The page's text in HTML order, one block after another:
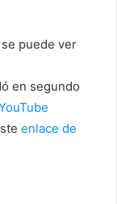
puede ver
en segundo
enlace de